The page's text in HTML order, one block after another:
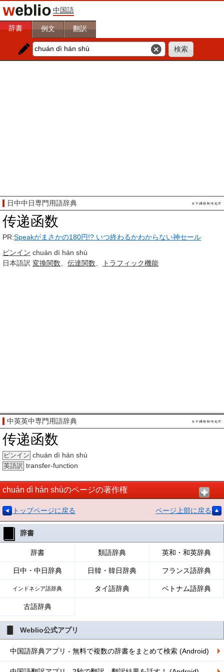
中国語
辞書 例文 翻訳
日中中日専門用語辞典
传递函数
PR:Speakがまさかの180円!? いつ終わるかわからない神セール
ピンイン chuán dì hán shù
日本語訳 変換関数 伝達関数 トラフィック機能
中英英中専門用語辞典
传递函数
ピンイン chuán dì hán shù
英語訳 transfer-function
chuán dì hán shùのページの著作権
トップページに戻る ページ上部に戻る
辞書
辞書 類語辞典 英和・和英辞典
日中・中日辞典 日韓・韓日辞典 フランス語辞典
インドネシア語辞典 タイ語辞典 ベトナム語辞典
古語辞典
Weblio公式アプリ
中国語辞典アプリ - 無料で複数の辞書をまとめて検索 (Android)